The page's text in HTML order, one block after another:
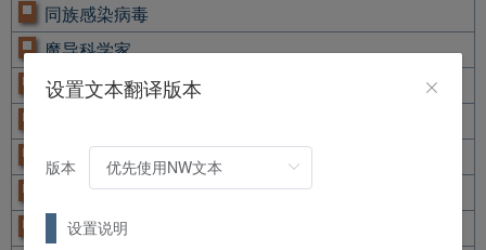
同族感染病毒
魔导科学家
八汰乌
变形壶
弗兰肯魔人
黑森林的魔女
设置文本翻译版本
版本
设置说明